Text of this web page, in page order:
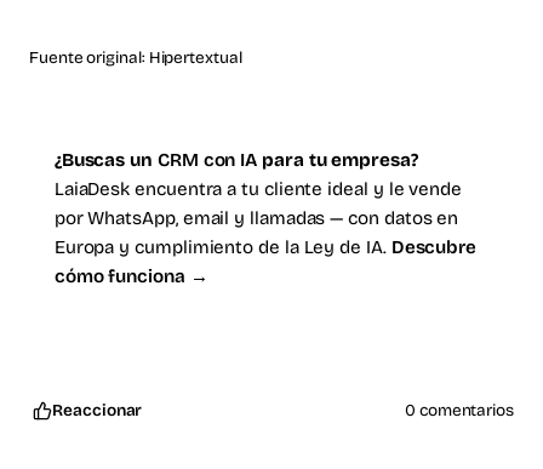
Fuente original: Hipertextual
¿Buscas un CRM con IA para tu empresa?
LaiaDesk encuentra a tu cliente ideal y le vende
por WhatsApp, email y llamadas — con datos en
Europa y cumplimiento de la Ley de IA. Descubre
cómo funciona →
Reaccionar 0 comentarios